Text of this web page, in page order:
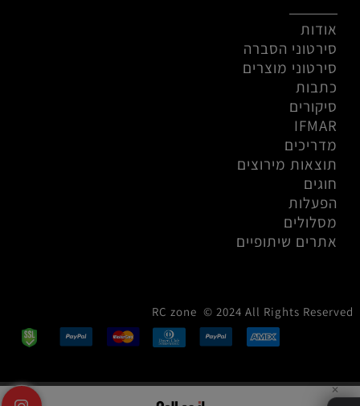
אודות
סירטוני הסברה
סירטוני מוצרים
כתבות
סיקורים
IFMAR
מדריכים
תוצאות מירוצים
חוגים
הפעלות
מסלולים
אתרים שיתופיים
RC zone © 2024 All Rights Reserved
✕